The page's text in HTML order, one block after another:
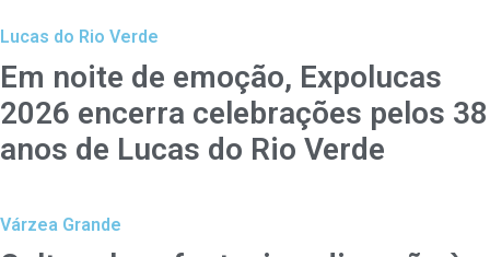
Lucas do Rio Verde
Em noite de emoção, Expolucas
2026 encerra celebrações pelos 38
anos de Lucas do Rio Verde
Várzea Grande